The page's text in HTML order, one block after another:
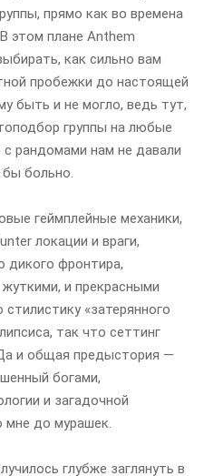
прямо как во времена
этом плане Anthem
как сильно вам
пробежки до настоящей
быть и не могло, ведь тут,
группы на любые
с рандомами нам не давали
больно.
геймплейные механики,
локации и враги,
дикого фронтира,
и прекрасными
«затерянного
так что сеттинг
и общая предыстория —
богами,
и загадочной
мне до мурашек.
глубже заглянуть в